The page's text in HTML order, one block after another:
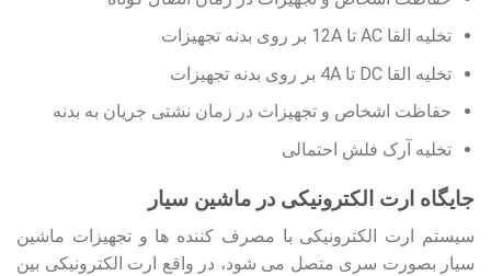
تخلیه القا AC تا 12A بر روی بدنه تجهیزات
تخلیه القا DC تا 4A بر روی بدنه تجهیزات
حفاظت اشخاص و تجهیزات در زمان نشتی جریان به بدنه
تخلیه آرک فلش احتمالی
جایگاه ارت الکترونیکی در ماشین سیار
سیستم ارت الکترونیکی با مصرف کننده ها و تجهیزات ماشین
سیار بصورت سری متصل می شود، در واقع ارت الکترونیکی بین